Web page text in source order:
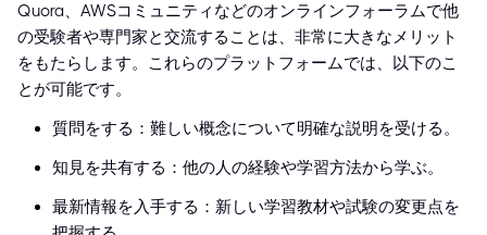
Quora、AWSコミュニティなどのオンラインフォーラムで他
の受験者や専門家と交流することは、非常に大きなメリット
をもたらします。これらのプラットフォームでは、以下のこ
とが可能です。
質問をする：難しい概念について明確な説明を受ける。
知見を共有する：他の人の経験や学習方法から学ぶ。
最新情報を入手する：新しい学習教材や試験の変更点を